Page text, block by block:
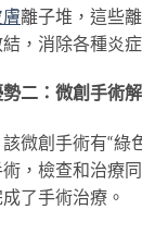
離子堆，這些
，消除各種炎症
二：微創手術解
創手術有“綠色
，檢查和治療
了手術治療。